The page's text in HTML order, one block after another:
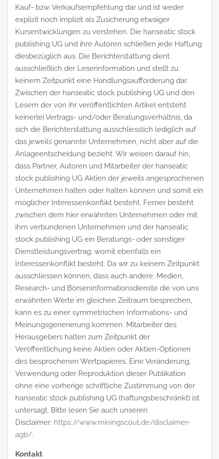
Kauf- bzw. Verkaufsempfehlung dar und ist weder
explizit noch implizit als Zusicherung etwaiger
Kursentwicklungen zu verstehen. Die hanseatic stock
publishing UG und ihre Autoren schließen jede Haftung
diesbezüglich aus. Die Berichterstattung dient
ausschließlich der Leserinformation und stellt zu
keinem Zeitpunkt eine Handlungsaufforderung dar.
Zwischen der hanseatic stock publishing UG und den
Lesern der von ihr veröffentlichten Artikel entsteht
keinerlei Vertrags- und/oder Beratungsverhältnis, da
sich die Berichterstattung ausschliesslich lediglich auf
das jeweils genannte Unternehmen, nicht aber auf die
Anlageentscheidung bezieht. Wir weisen darauf hin,
dass Partner, Autoren und Mitarbeiter der hanseatic
stock publishing UG Aktien der jeweils angesprochenen
Unternehmen halten oder halten können und somit ein
möglicher Interessenkonflikt besteht. Ferner besteht
zwischen dem hier erwähnten Unternehmen oder mit
ihm verbundenen Unternehmen und der hanseatic
stock publishing UG ein Beratungs- oder sonstiger
Dienstleistungsvertrag, womit ebenfalls ein
Interessenkonflikt besteht. Da wir zu keinem Zeitpunkt
ausschliessen können, dass auch andere, Medien,
Research- und Börseninformationsdienste die von uns
erwähnten Werte im gleichen Zeitraum besprechen,
kann es zu einer symmetrischen Informations- und
Meinungsgenerierung kommen. Mitarbeiter des
Herausgebers halten zum Zeitpunkt der
Veröffentlichung keine Aktien oder Aktien-Optionen
des besprochenen Wertpapieres. Eine Veränderung,
Verwendung oder Reproduktion dieser Publikation
ohne eine vorherige schriftliche Zustimmung von der
hanseatic stock publishing UG (haftungsbeschränkt) ist
untersagt. Bitte lesen Sie auch unseren
Disclaimer: https://www.miningscout.de/disclaimer-
agb/.
Kontakt